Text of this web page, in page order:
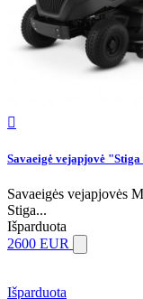

Savaeigė vejapjovė
Savaeigės vejapjovės
Stiga...
Išparduota
2600 EUR
Išparduota